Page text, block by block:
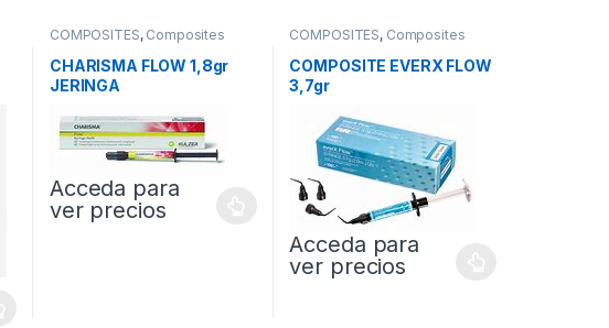
COMPOSITES, Composites
CHARISMA FLOW 1,8gr
JERINGA
Acceda para
ver precios
COMPOSITES, Composites
COMPOSITE EVERX FLOW
3,7gr
Acceda para
ver precios